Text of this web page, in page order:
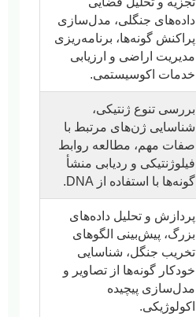
داده‌های جنگلی، مدل‌سازی
پراکنش گونه‌ها، برنامه‌ریزی
مدیریت اراضی و ارزیابی
خدمات اکوسیستمی.
بررسی تنوع ژنتیکی،
شناسایی ژن‌های مرتبط با
صفات مهم، مطالعه روابط
فیلوژنتیکی و ردیابی منشأ
گونه‌ها با استفاده از DNA.
پردازش و تحلیل داده‌های
بزرگ، پیش‌بینی الگوهای
تخریب جنگل، شناسایی
خودکار گونه‌ها از تصاویر و
مدل‌سازی پیچیده
اکولوژیکی.